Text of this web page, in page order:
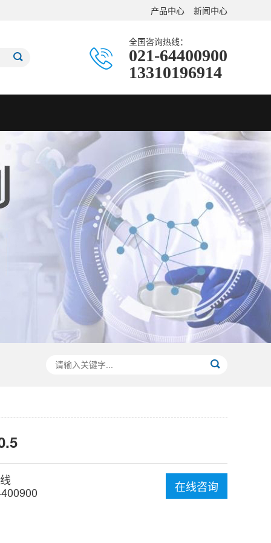
产品中心 新闻中心
全国咨询热线：
021-64400900
13310196914
在线咨询